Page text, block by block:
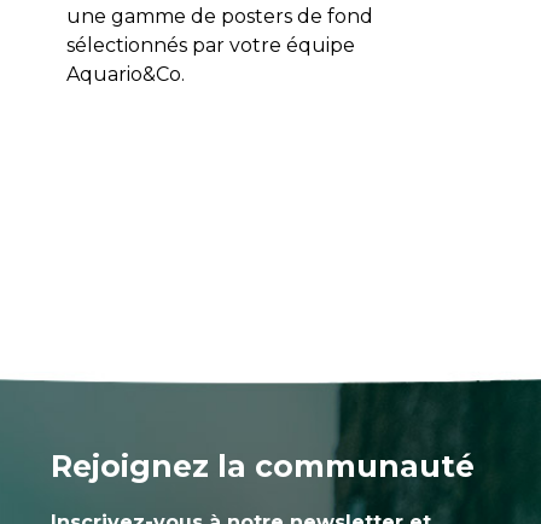
une gamme de posters de fond
sélectionnés par votre équipe
Aquario&Co.
Rejoignez la communauté